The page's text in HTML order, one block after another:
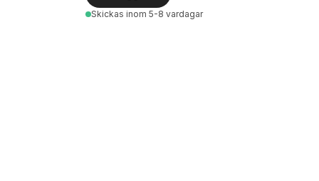
Skickas inom 5-8 vardagar